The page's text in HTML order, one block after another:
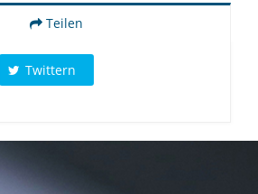
Teilen
Twittern